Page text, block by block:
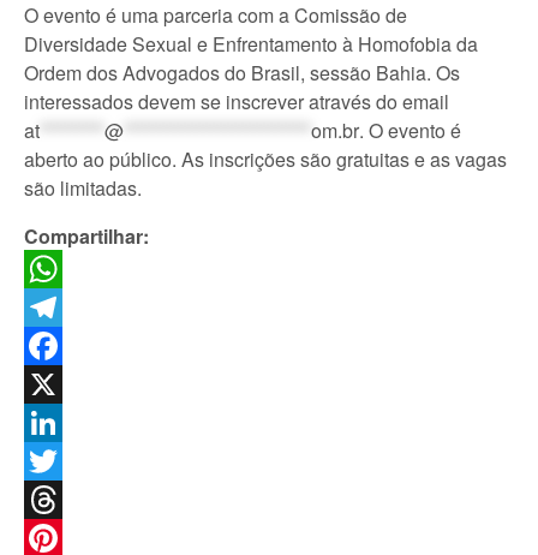
O evento é uma parceria com a Comissão de
Diversidade Sexual e Enfrentamento à Homofobia da
Ordem dos Advogados do Brasil, sessão Bahia. Os
interessados devem se inscrever através do email
at
@ om.br. O evento é
aberto ao público. As inscrições são gratuitas e as vagas
são limitadas.
Compartilhar:
WhatsApp
Telegram
Facebook
X
LinkedIn
Twitter
Threads